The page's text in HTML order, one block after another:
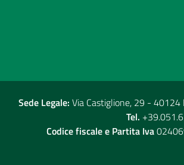
Sede Legale: Via Castiglione, 29 - 40124
Tel.
Codice fiscale e Partita Iva